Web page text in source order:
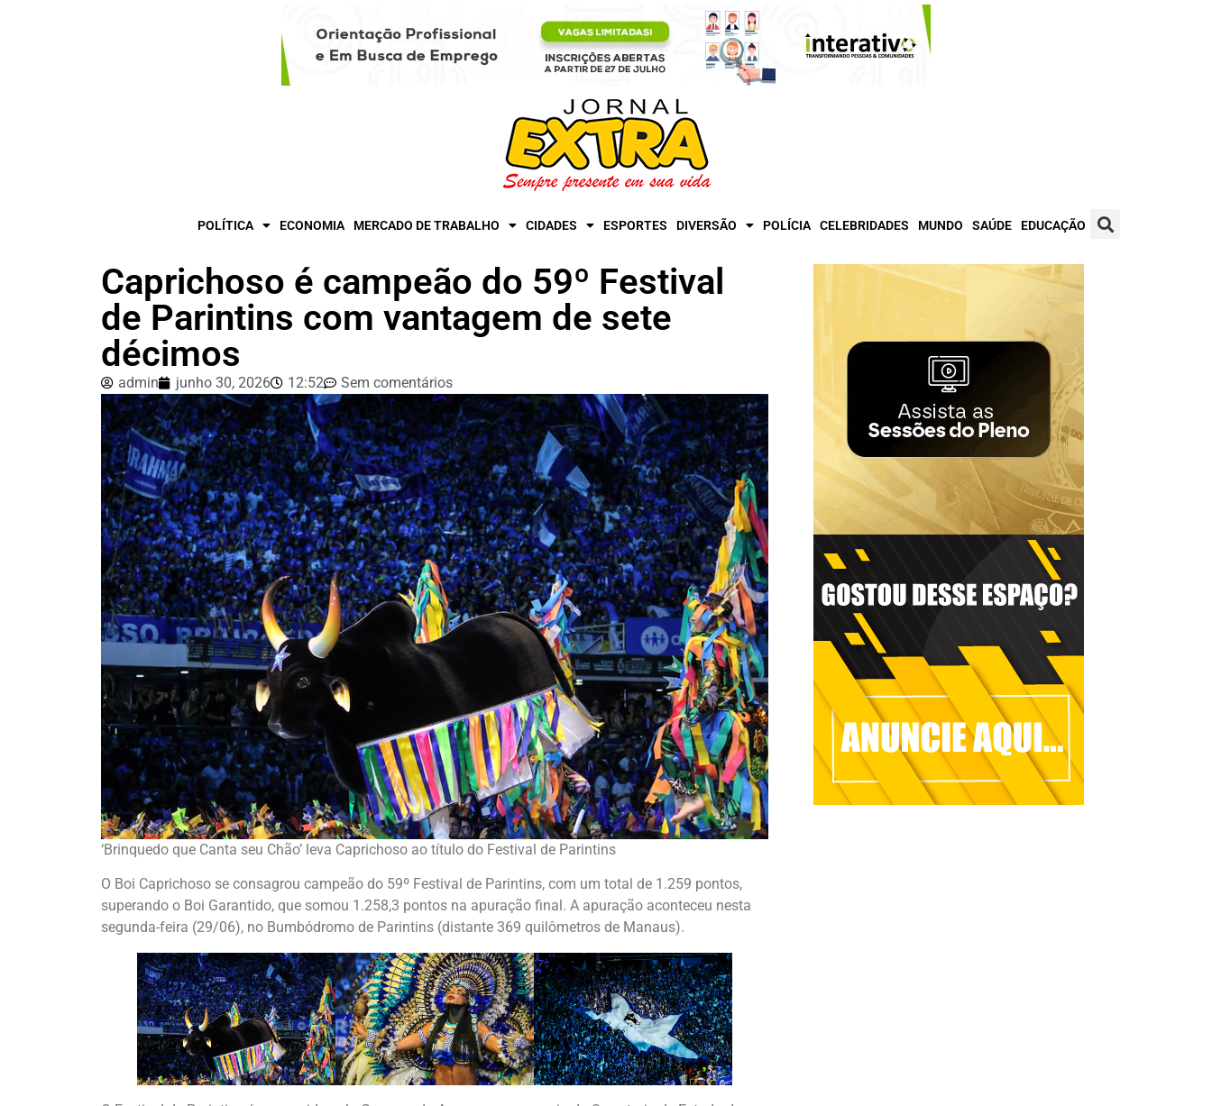
POLÍTICA ECONOMIA MERCADO DE TRABALHO CIDADES ESPORTES DIVERSÃO POLÍCIA CELEBRIDADES MUNDO SAÚDE EDUCAÇÃO
Caprichoso é campeão do 59º Festival
de Parintins com vantagem de sete
décimos
admin junho 30, 2026 12:52 Sem comentários
‘Brinquedo que Canta seu Chão’ leva Caprichoso ao título do Festival de Parintins
O Boi Caprichoso se consagrou campeão do 59º Festival de Parintins, com um total de 1.259 pontos,
superando o Boi Garantido, que somou 1.258,3 pontos na apuração final. A apuração aconteceu nesta
segunda-feira (29/06), no Bumbódromo de Parintins (distante 369 quilômetros de Manaus).